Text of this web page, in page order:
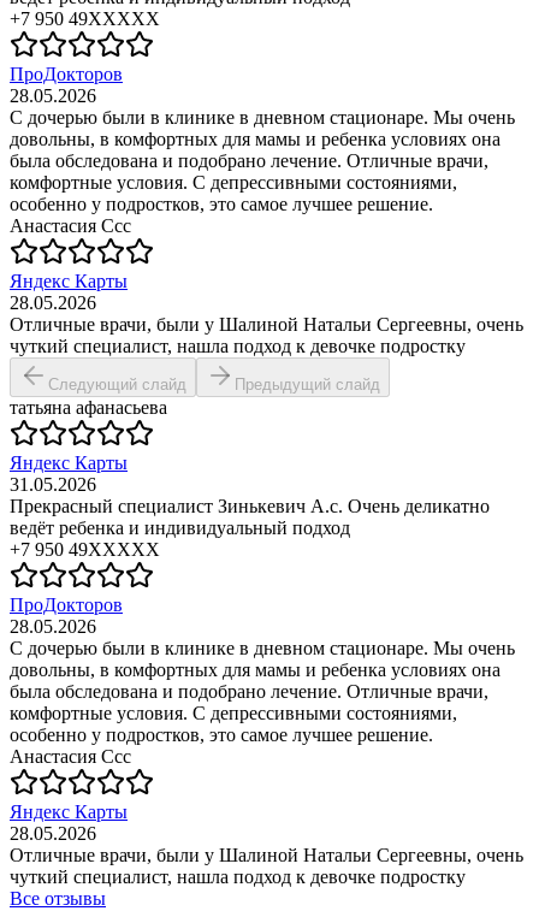
+7 950 49XXXXX
ПроДокторов
28.05.2026
С дочерью были в клинике в дневном стационаре. Мы очень
довольны, в комфортных для мамы и ребенка условиях она
была обследована и подобрано лечение. Отличные врачи,
комфортные условия. С депрессивными состояниями,
особенно у подростков, это самое лучшее решение.
Анастасия Ссс
Яндекс Карты
28.05.2026
Отличные врачи, были у Шалиной Натальи Сергеевны, очень
чуткий специалист, нашла подход к девочке подростку
Следующий слайд Предыдущий слайд
татьяна афанасьева
Яндекс Карты
31.05.2026
Прекрасный специалист Зинькевич А.с. Очень деликатно
ведёт ребенка и индивидуальный подход
+7 950 49XXXXX
ПроДокторов
28.05.2026
С дочерью были в клинике в дневном стационаре. Мы очень
довольны, в комфортных для мамы и ребенка условиях она
была обследована и подобрано лечение. Отличные врачи,
комфортные условия. С депрессивными состояниями,
особенно у подростков, это самое лучшее решение.
Анастасия Ссс
Яндекс Карты
28.05.2026
Отличные врачи, были у Шалиной Натальи Сергеевны, очень
чуткий специалист, нашла подход к девочке подростку
Все отзывы